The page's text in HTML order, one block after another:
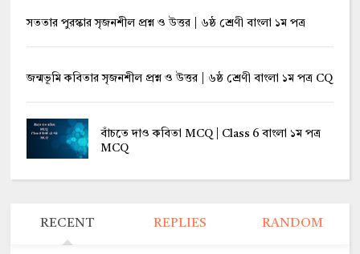
সততার পুরস্কার সৃজনশীল প্রশ্ন ও উত্তর | ৬ষ্ঠ শ্রেণী বাংলা ১ম পত্র
জন্মভূমি কবিতার সৃজনশীল প্রশ্ন ও উত্তর | ৬ষ্ঠ শ্রেণী বাংলা ১ম পত্র CQ
বাঁচতে দাও কবিতা MCQ | Class 6 বাংলা ১ম পত্র
MCQ
RECENT REPLIES RANDOM